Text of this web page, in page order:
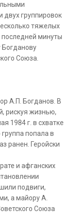
двух группировок
тяжелых
минуты
Богданову
Союза.
А.П. Богданов. В
рискуя жизнью,
1984 г. в схватке
попала в
ранен. Геройски
и афганских
подвиги,
а майору А.
Союза